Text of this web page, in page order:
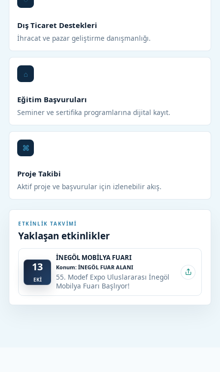
Dış Ticaret Destekleri
İhracat ve pazar geliştirme danışmanlığı.
Eğitim Başvuruları
Seminer ve sertifika programlarına dijital kayıt.
Proje Takibi
Aktif proje ve başvurular için izlenebilir akış.
ETKINLIK TAKVIMI
Yaklaşan etkinlikler
13
EKİ
İNEGÖL MOBİLYA FUARI
Konum: İNEGÖL FUAR ALANI
55. Modef Expo Uluslararası İnegöl
Mobilya Fuarı Başlıyor!